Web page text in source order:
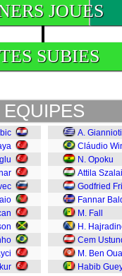
JOUES
SUBIES
EQUIPES
A.
Cláudio
N. Opoku
Attila Szalai
Godfried
Fannar
M. Fall
H.
Cem
M. Ben
Habib